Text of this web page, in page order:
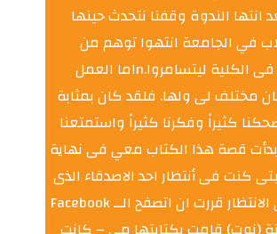
انتها الندوة وقفنا نتحدث حينها
في الجامعة انتهوا توهم من
المحاضرة وجلسوا فى الكلية ليتسامروا.nاما العمل
مختلف لى ولها. فلقد كان بمثابة
كثيراً وفكرنا كثيراً واستمتعنا
بالعمل المشترك.nبدأت قصة هذا الكتاب معي فى نهاية
كنت فى أنتظار احد الاصدقاء الذى
سيمر على. وأنا فى الانتظار قررت ان اتصفح الــ Facebook